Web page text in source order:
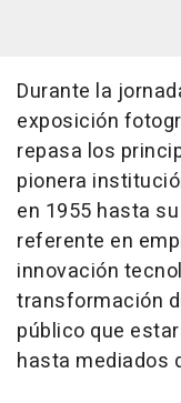
Durante la
exposición
repasa los
pionera
en 1955 hasta
referente en
innovación
transformación
público que
hasta mediados